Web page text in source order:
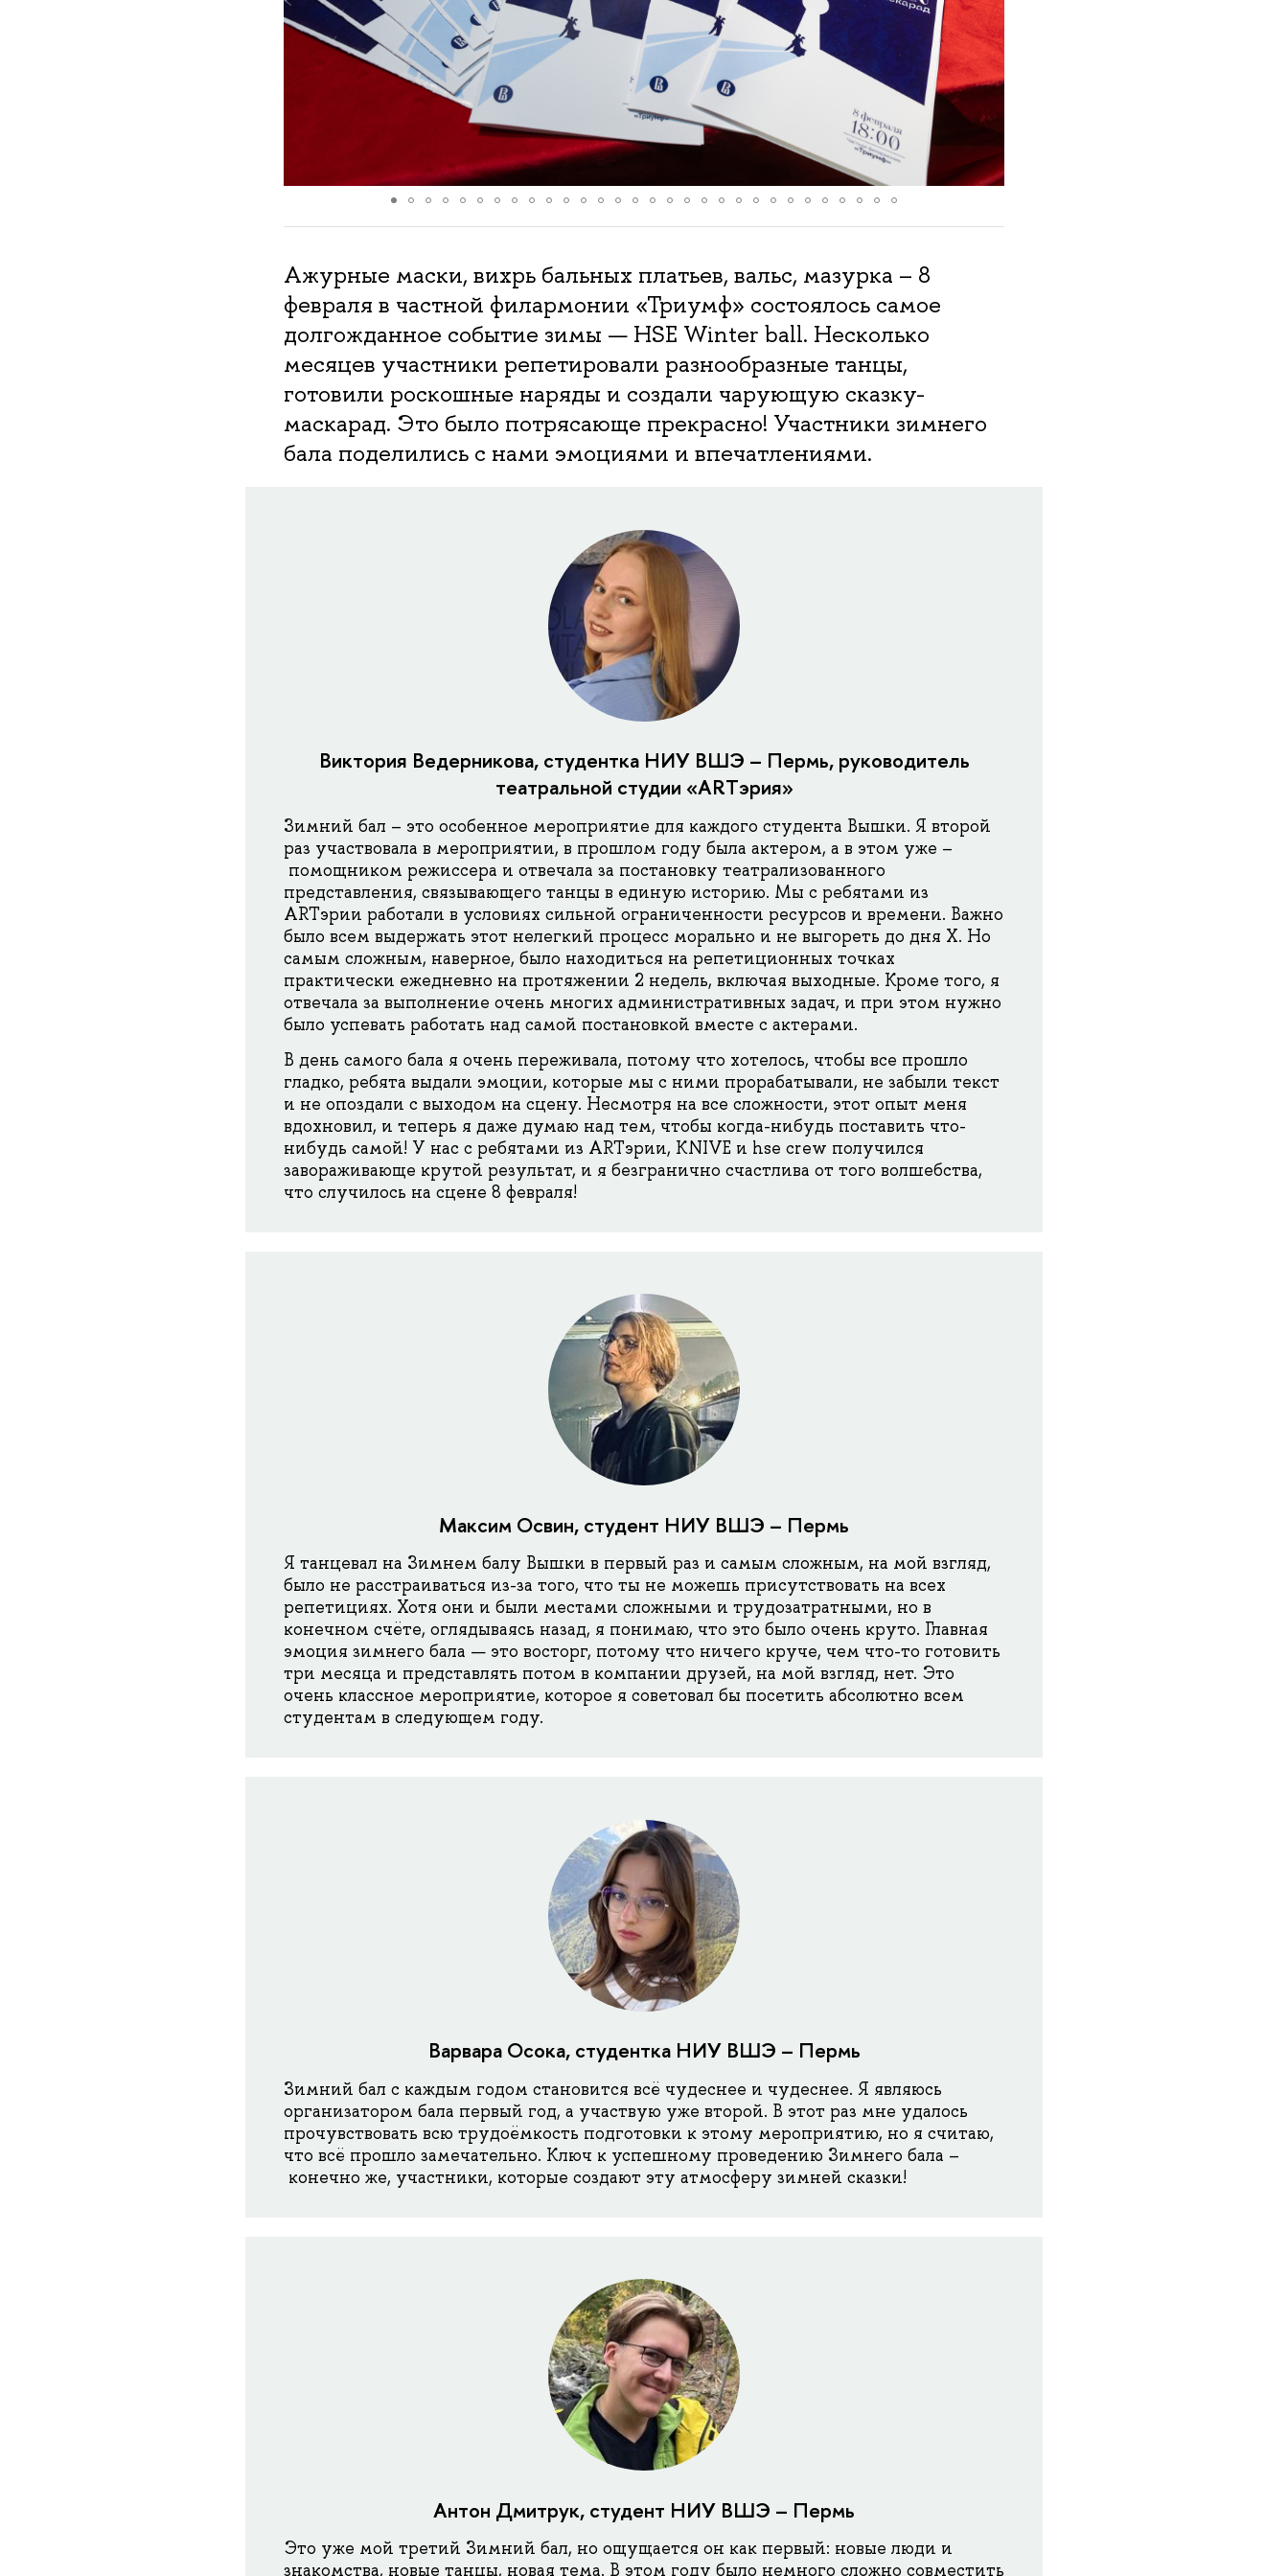
Ажурные маски, вихрь бальных платьев, вальс, мазурка – 8
февраля в частной филармонии «Триумф» состоялось самое
долгожданное событие зимы — HSE Winter ball. Несколько
месяцев участники репетировали разнообразные танцы,
готовили роскошные наряды и создали чарующую сказку-
маскарад. Это было потрясающе прекрасно! Участники зимнего
бала поделились с нами эмоциями и впечатлениями.
Виктория Ведерникова, студентка НИУ ВШЭ – Пермь, руководитель
театральной студии «ARTэрия»
Зимний бал – это особенное мероприятие для каждого студента Вышки. Я второй
раз участвовала в мероприятии, в прошлом году была актером, а в этом уже –
помощником режиссера и отвечала за постановку театрализованного
представления, связывающего танцы в единую историю. Мы с ребятами из
ARTэрии работали в условиях сильной ограниченности ресурсов и времени. Важно
было всем выдержать этот нелегкий процесс морально и не выгореть до дня Х. Но
самым сложным, наверное, было находиться на репетиционных точках
практически ежедневно на протяжении 2 недель, включая выходные. Кроме того, я
отвечала за выполнение очень многих административных задач, и при этом нужно
было успевать работать над самой постановкой вместе с актерами.
В день самого бала я очень переживала, потому что хотелось, чтобы все прошло
гладко, ребята выдали эмоции, которые мы с ними прорабатывали, не забыли текст
и не опоздали с выходом на сцену. Несмотря на все сложности, этот опыт меня
вдохновил, и теперь я даже думаю над тем, чтобы когда-нибудь поставить что-
нибудь самой! У нас с ребятами из ARTэрии, KNIVE и hse crew получился
завораживающе крутой результат, и я безгранично счастлива от того волшебства,
что случилось на сцене 8 февраля!
Максим Освин, студент НИУ ВШЭ – Пермь
Я танцевал на Зимнем балу Вышки в первый раз и самым сложным, на мой взгляд,
было не расстраиваться из-за того, что ты не можешь присутствовать на всех
репетициях. Хотя они и были местами сложными и трудозатратными, но в
конечном счёте, оглядываясь назад, я понимаю, что это было очень круто. Главная
эмоция зимнего бала — это восторг, потому что ничего круче, чем что-то готовить
три месяца и представлять потом в компании друзей, на мой взгляд, нет. Это
очень классное мероприятие, которое я советовал бы посетить абсолютно всем
студентам в следующем году.
Варвара Осока, студентка НИУ ВШЭ – Пермь
Зимний бал с каждым годом становится всё чудеснее и чудеснее. Я являюсь
организатором бала первый год, а участвую уже второй. В этот раз мне удалось
прочувствовать всю трудоёмкость подготовки к этому мероприятию, но я считаю,
что всё прошло замечательно. Ключ к успешному проведению Зимнего бала –
конечно же, участники, которые создают эту атмосферу зимней сказки!
Антон Дмитрук, студент НИУ ВШЭ – Пермь
Это уже мой третий Зимний бал, но ощущается он как первый: новые люди и
знакомства, новые танцы, новая тема. В этом году было немного сложно совместить